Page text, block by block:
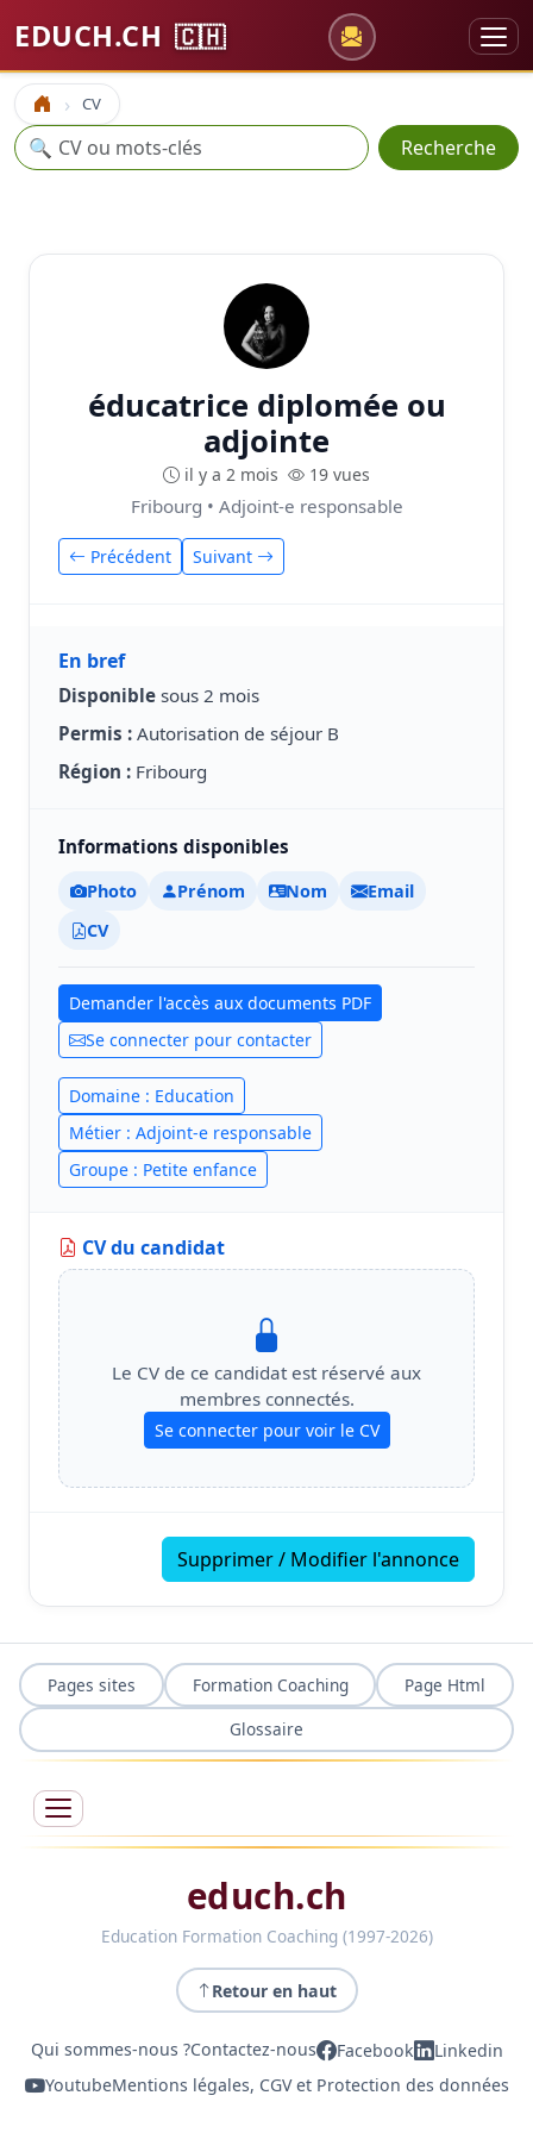
EDUCH.CH 🇨🇭
Accueil CV
Recherche
🔍 Recherche
éducatrice diplomée ou
adjointe
il y a 2 mois 19 vues
Fribourg • Adjoint-e responsable
Précédent Suivant
En bref
Disponible sous 2 mois
Permis : Autorisation de séjour B
Région : Fribourg
Informations disponibles
Photo Prénom Nom
Email
CV
Demander l'accès aux documents PDF
Se connecter pour contacter
Domaine : Education
Métier : Adjoint-e responsable
Groupe : Petite enfance
CV du candidat
Le CV de ce candidat est réservé aux
membres connectés.
Se connecter pour voir le CV
Supprimer / Modifier l'annonce
Pages sites Formation Coaching
Page Html
Glossaire
educh.ch
Education Formation Coaching (1997-2026)
Retour en haut
Qui sommes-nous ?Contactez-nous Facebook
Linkedin
YoutubeMentions légales, CGV et Protection des données